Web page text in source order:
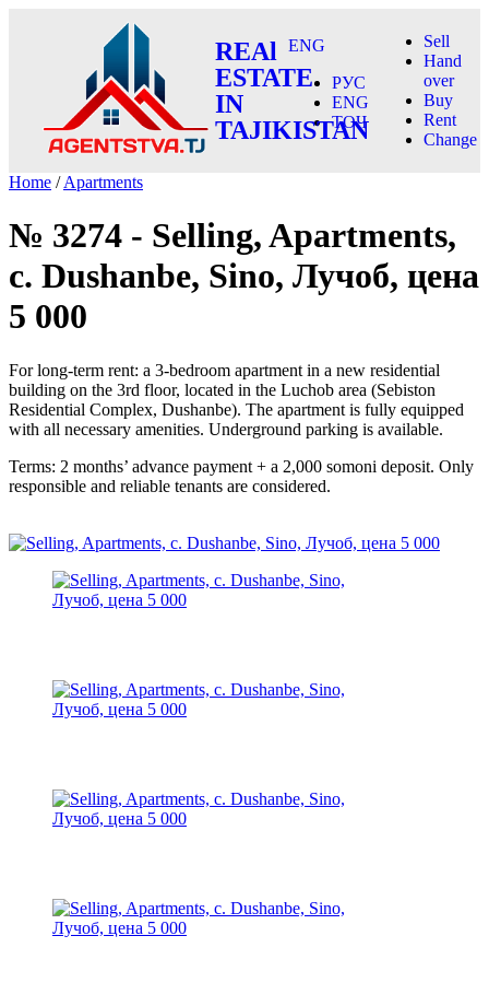
REAl
ESTATE
IN
TAJIKISTAN
ENG
РУС
ENG
ТОҶ
Sell
Hand
over
Buy
Rent
Change
Home /Apartments
№ 3274 - Selling, Apartments,
c. Dushanbe, Sino, Лучоб, цена
5 000
For long-term rent: a 3-bedroom apartment in a new residential
building on the 3rd floor, located in the Luchob area (Sebiston
Residential Complex, Dushanbe). The apartment is fully equipped
with all necessary amenities. Underground parking is available.
Terms: 2 months’ advance payment + a 2,000 somoni deposit. Only
responsible and reliable tenants are considered.